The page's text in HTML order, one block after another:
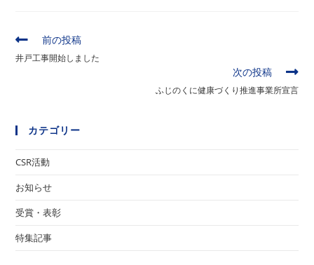
そ
の
他
読
前の投稿
井戸工事開始しました
次の投稿
ふじのくに健康づくり推進事業所宣言
カテゴリー
CSR活動
お知らせ
受賞・表彰
特集記事